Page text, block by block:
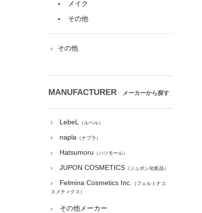
メイク
その他
その他
MANUFACTURER メーカーから探す
LebeL（ルベル）
napla（ナプラ）
Hatsumoru （ハツモール）
JUPON COSMETICS（ジュポン化粧品）
Felmina Cosmetics Inc. （フェルミナコ
スメティクス）
その他メーカー